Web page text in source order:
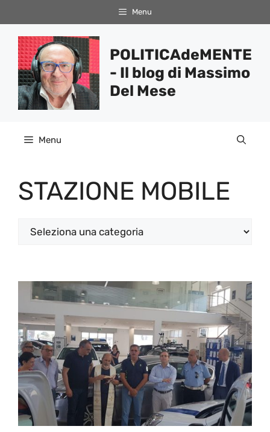
al
contenuto
Menu
POLITICAdeMENTE
- Il blog di Massimo
Del Mese
Menu
STAZIONE MOBILE
Categorie